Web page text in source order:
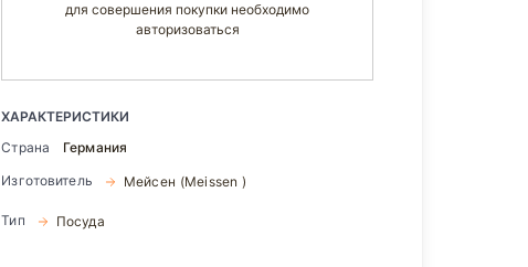
для совершения покупки необходимо
авторизоваться
ХАРАКТЕРИСТИКИ
Страна
Германия
Изготовитель
Мейсен (Meissen )
Тип Посуда